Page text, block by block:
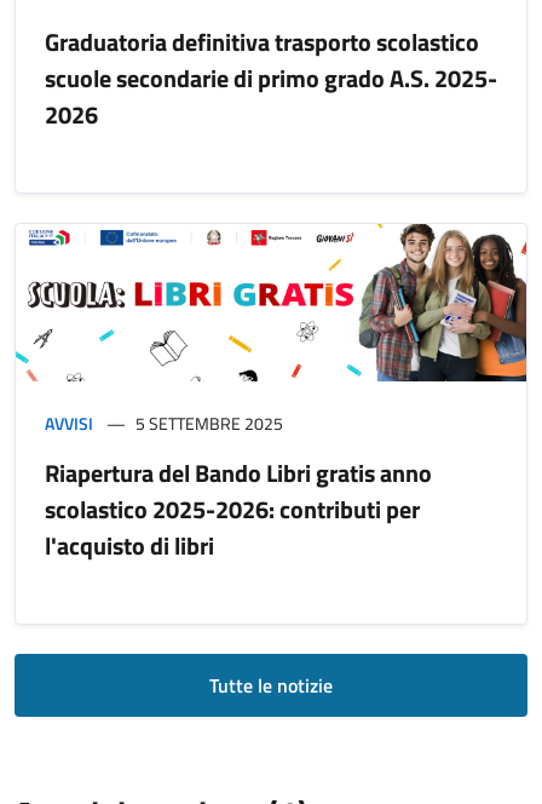
Graduatoria definitiva trasporto scolastico
scuole secondarie di primo grado A.S. 2025-
2026
AVVISI 5 SETTEMBRE 2025
Riapertura del Bando Libri gratis anno
scolastico 2025-2026: contributi per
l'acquisto di libri
Tutte le notizie